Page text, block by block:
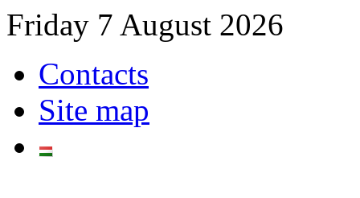
Friday 7 August 2026
Contacts
Site map